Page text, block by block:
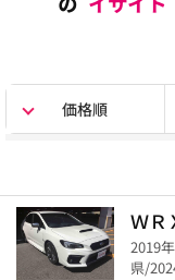
価格順
Ｗ
2019
県/